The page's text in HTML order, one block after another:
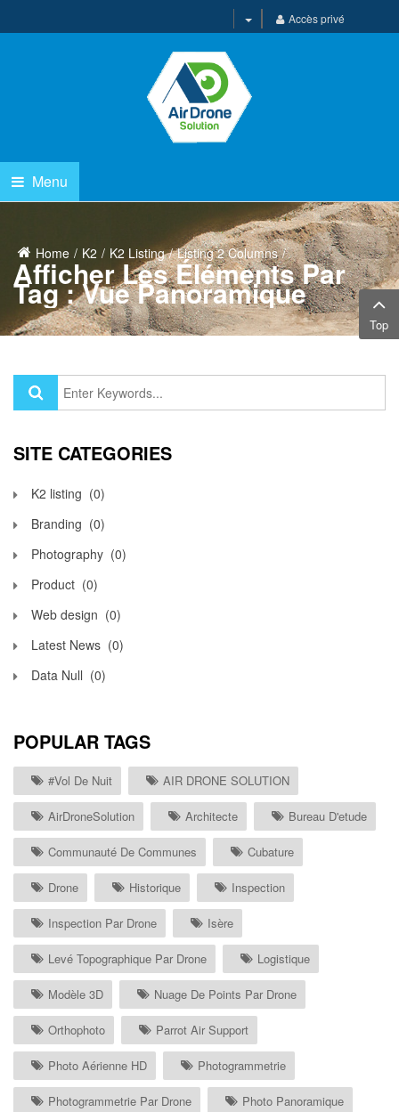
Accès privé
Menu
Home K2 K2 Listing Listing 2 Columns
Afficher Les Éléments Par
Tag : Vue Panoramique
SITE CATEGORIES
K2 listing (0)
Branding (0)
Photography (0)
Product (0)
Web design (0)
Latest News (0)
Data Null (0)
POPULAR TAGS
#vol De Nuit AIR DRONE SOLUTION
AirDroneSolution Architecte Bureau D'etude
Communauté De Communes Cubature
Drone Historique Inspection
Inspection Par Drone Isère
Levé Topographique Par Drone Logistique
Modèle 3D Nuage De Points Par Drone
Orthophoto Parrot Air Support
Photo Aérienne HD Photogrammetrie
Photogrammetrie Par Drone Photo Panoramique
Top